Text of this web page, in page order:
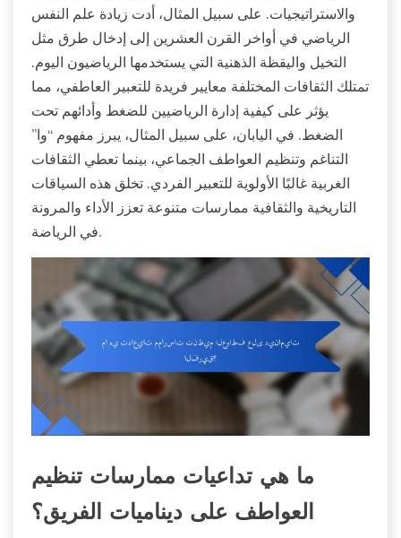
والاستراتيجيات. على سبيل المثال، أدت زيادة علم النفس
الرياضي في أواخر القرن العشرين إلى إدخال طرق مثل
التخيل واليقظة الذهنية التي يستخدمها الرياضيون اليوم.
تمتلك الثقافات المختلفة معايير فريدة للتعبير العاطفي، مما
يؤثر على كيفية إدارة الرياضيين للضغط وأدائهم تحت
الضغط. في اليابان، على سبيل المثال، يبرز مفهوم “وا”
التناغم وتنظيم العواطف الجماعي، بينما تعطي الثقافات
الغربية غالبًا الأولوية للتعبير الفردي. تخلق هذه السياقات
التاريخية والثقافية ممارسات متنوعة تعزز الأداء والمرونة
في الرياضة.
ما هي تداعيات ممارسات تنظيم
العواطف على ديناميات الفريق؟